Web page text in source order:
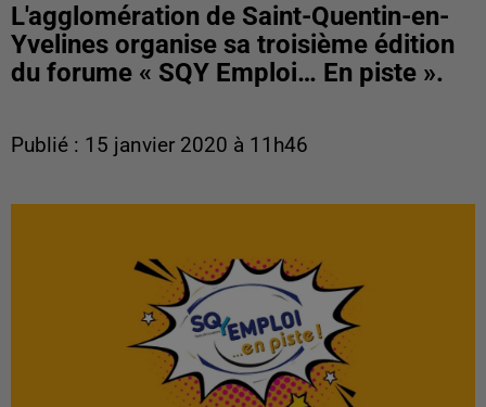
L'agglomération de Saint-Quentin-en-
Yvelines organise sa troisième édition
du forume « SQY Emploi… En piste ».
Publié : 15 janvier 2020 à 11h46